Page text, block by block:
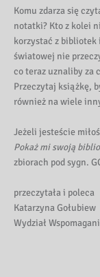
Komu zdarza się
notatki? Kto z kolei
korzystać z bibliotek
światowej nie
co teraz uznaliby za
Przeczytaj książkę,
również na wiele
Jeżeli jesteście
Pokaż mi swoją
zbiorach pod sygn.
przeczytała i poleca
Katarzyna Gołubiew
Wydział